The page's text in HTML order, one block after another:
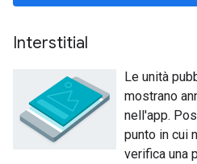
Interstitial
Le unità
mostrano
nell'app.
punto in cui
verifica una